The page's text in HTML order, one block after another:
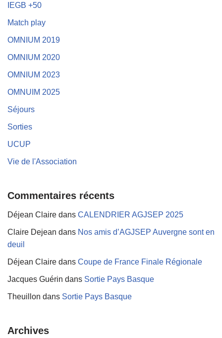
IEGB +50
Match play
OMNIUM 2019
OMNIUM 2020
OMNIUM 2023
OMNUIM 2025
Séjours
Sorties
UCUP
Vie de l'Association
Commentaires récents
Déjean Claire dans CALENDRIER AGJSEP 2025
Claire Dejean dans Nos amis d’AGJSEP Auvergne sont en
deuil
Déjean Claire dans Coupe de France Finale Régionale
Jacques Guérin dans Sortie Pays Basque
Theuillon dans Sortie Pays Basque
Archives